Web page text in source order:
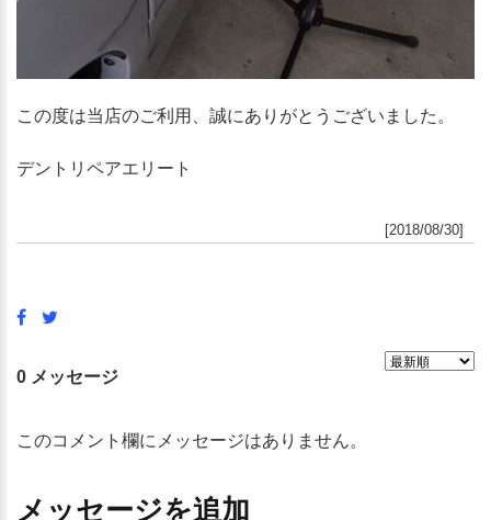
この度は当店のご利用、誠にありがとうございました。
デントリペアエリート
[2018/08/30]
0 メッセージ
このコメント欄にメッセージはありません。
メッセージを追加